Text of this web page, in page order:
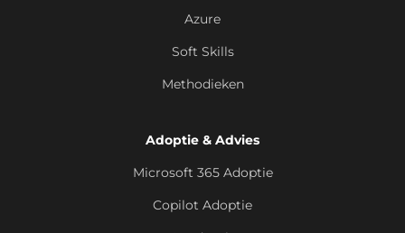
Azure
Soft Skills
Methodieken
Adoptie & Advies
Microsoft 365 Adoptie
Copilot Adoptie